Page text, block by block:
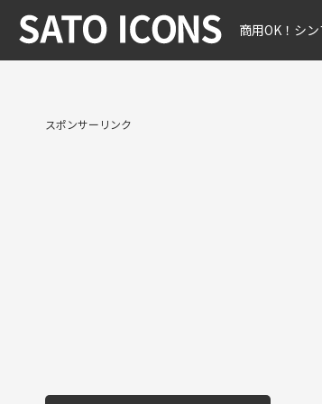
商用OK！シ
スポンサーリンク